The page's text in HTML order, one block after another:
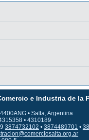
31/10/2026
MACRO
e Industria de la
• Salta, Argentina
• 4310189
3874732102 • 3874489701 •